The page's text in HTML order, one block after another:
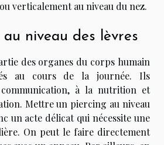
verticalement au niveau du nez.
niveau des lèvres
des organes du corps humain
au cours de la journée. Ils
à la nutrition et
Mettre un piercing au niveau
un acte délicat qui nécessite une
On peut le faire directement